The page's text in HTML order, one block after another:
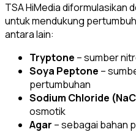
TSA HiMedia diformulasikan
untuk mendukung
antara lain:
Tryptone – sumber
Soya Peptone –
pertumbuhan
Sodium Chloride
osmotik
Agar – sebagai bahan